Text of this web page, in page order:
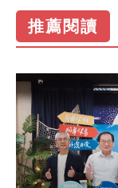
推薦閱讀